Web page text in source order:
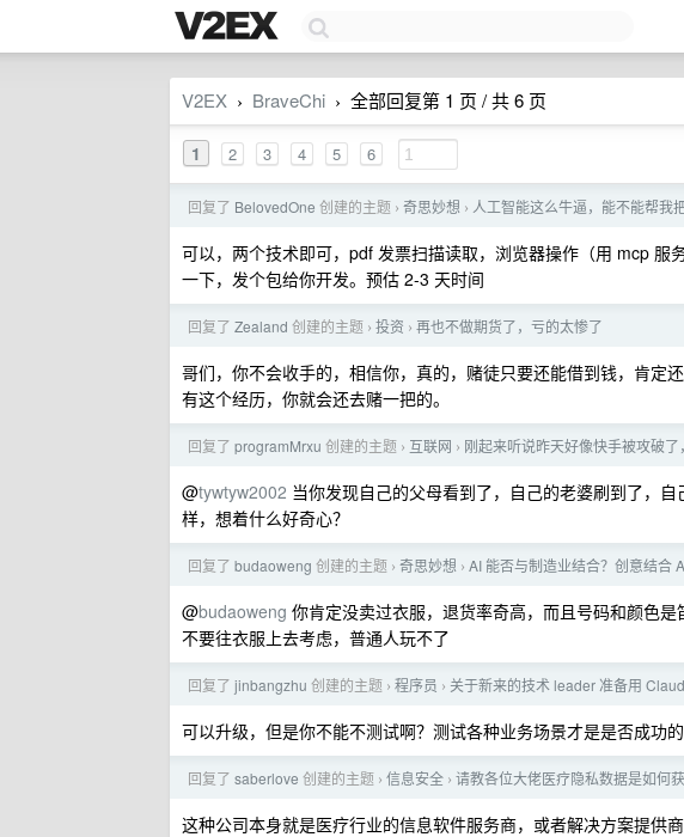
V2EX › BraveChi › 全部回复第 1 页 / 共 6 页
1 2 3 4 5 6
回复了 BelovedOne 创建的主题 › 奇思妙想 › 人工智能这么牛逼，能不能帮我
可以，两个技术即可，pdf 发票扫描读取，浏览器操作（用 mcp 服
一下，发个包给你开发。预估 2-3 天时间
回复了 Zealand 创建的主题 › 投资 › 再也不做期货了，亏的太惨了
哥们，你不会收手的，相信你，真的，赌徒只要还能借到钱，肯定
有这个经历，你就会还去赌一把的。
回复了 programMrxu 创建的主题 › 互联网 › 刚起来听说昨天好像快手被攻破了
@tywtyw2002 当你发现自己的父母看到了，自己的老婆刷到了，
样，想着什么好奇心？
回复了 budaoweng 创建的主题 › 奇思妙想 › AI 能否与制造业结合？创意结合
@budaoweng 你肯定没卖过衣服，退货率奇高，而且号码和颜色
不要往衣服上去考虑，普通人玩不了
回复了 jinbangzhu 创建的主题 › 程序员 › 关于新来的技术 leader 准备用
可以升级，但是你不能不测试啊？测试各种业务场景才是是否成功
回复了 saberlove 创建的主题 › 信息安全 › 请教各位大佬医疗隐私数据是如何
这种公司本身就是医疗行业的信息软件服务商，或者解决方案提供